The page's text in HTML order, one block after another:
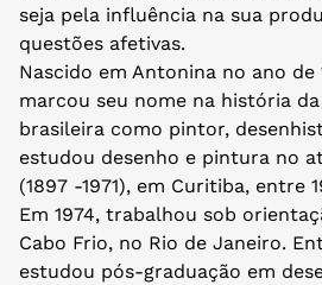
seja pela influência na sua
questões afetivas.
Nascido em Antonina no ano de
marcou seu nome na história
brasileira como pintor,
estudou desenho e pintura no
(1897 -1971), em Curitiba, entre
Em 1974, trabalhou sob
Cabo Frio, no Rio de Janeiro.
estudou pós-graduação em